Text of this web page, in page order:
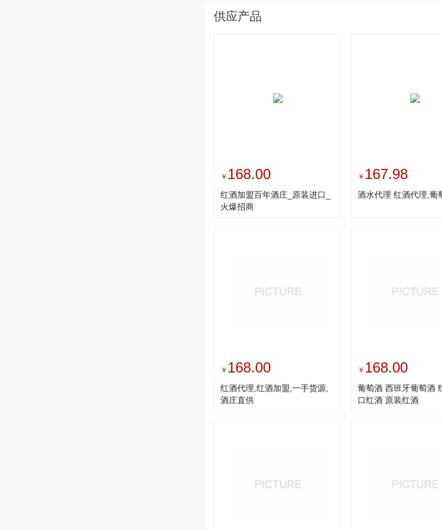
供应产品
￥ 168.00
红酒加盟百年酒庄_原装进口_
火爆招商
￥ 167.98
酒水代理 红酒代理,葡
￥ 168.00
红酒代理,红酒加盟,一手货源,
酒庄直供
￥ 168.00
葡萄酒 西班牙葡萄酒
口红酒 原装红酒